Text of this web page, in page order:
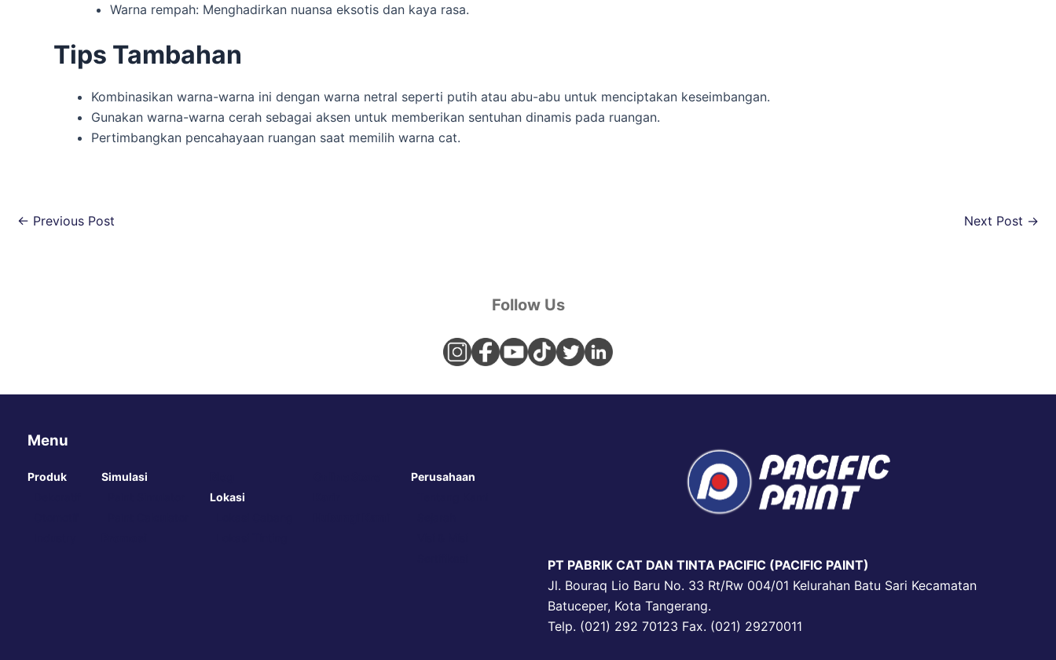
Warna rempah: Menghadirkan nuansa eksotis dan kaya rasa.
Tips Tambahan
Kombinasikan warna-warna ini dengan warna netral seperti putih atau abu-abu untuk menciptakan keseimbangan.
Gunakan warna-warna cerah sebagai aksen untuk memberikan sentuhan dinamis pada ruangan.
Pertimbangkan pencahayaan ruangan saat memilih warna cat.
← Previous Post Next Post →
Follow Us
Menu
Produk
Simulasi
Lokasi
Perusahaan
PT PABRIK CAT DAN TINTA PACIFIC (PACIFIC PAINT)
Jl. Bouraq Lio Baru No. 33 Rt/Rw 004/01 Kelurahan Batu Sari Kecamatan
Batuceper, Kota Tangerang.
Telp. (021) 292 70123 Fax. (021) 29270011